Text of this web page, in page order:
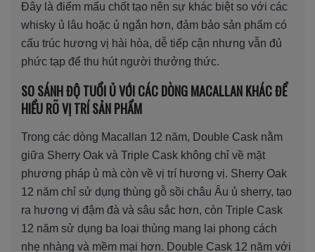
Đây là điểm mấu chốt tạo nên sự khác biệt so với các
whisky ủ lâu hoặc ủ ngắn hơn, đảm bảo sản phẩm có
cấu trúc hương vị hài hòa, dễ tiếp cận nhưng vẫn đủ
phức tạp để thu hút người thưởng thức.
SO SÁNH ĐỘ TUỔI Ủ VỚI CÁC DÒNG MACALLAN KHÁC ĐỂ
HIỂU RÕ VỊ TRÍ SẢN PHẨM
Trong các dòng Macallan 12 năm, Double Cask nằm
giữa Sherry Oak và Triple Cask không chỉ về mặt
phương pháp ủ mà còn về vị trí hương vị. Sherry Oak
12 năm chỉ sử dụng thùng gỗ sồi châu Âu ủ sherry, tạo
ra hương vị đậm đà và sâu sắc hơn, còn Triple Cask
12 năm sử dụng ba loại thùng mang lại phong cách
nhẹ nhàng và mềm mại hơn. Double Cask 12 năm với